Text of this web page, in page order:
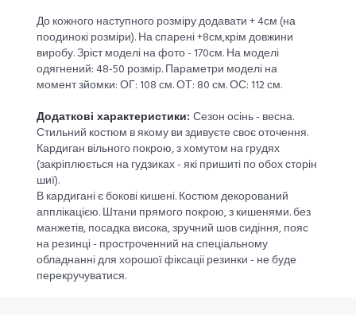
До кожного наступного розміру додавати + 4см (на
поодинокі розміри). На спарені +8см,крім довжини
виробу. Зріст моделі на фото - 170см. На моделі
одягнений: 48-50 розмір. Параметри моделі на
момент зйомки: ОГ: 108 см. ОТ: 80 см. ОС: 112 см.
Додаткові характеристики:Сезон осінь - весна.
Стильний костюм в якому ви здивуєте своє оточення.
Кардиган вільного покрою, з хомутом на грудях
(закріплюється на гудзиках - які пришиті по обох сторін
шиї).
В кардигані є бокові кишені. Костюм декорований
апплікацією. Штани прямого покрою, з кишенями. без
манжетів, посадка висока, зручний шов сидіння, пояс
на резинці - простроченний на спеціальному
обладнанні для хорошої фіксаціі резинки - не буде
перекручуватися.